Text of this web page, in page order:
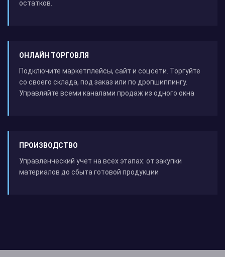
остатков.
ОНЛАЙН ТОРГОВЛЯ
Подключите маркетплейсы, сайт и соцсети. Торгуйте
со своего склада, под заказ или по дропшиппингу.
Управляйте всеми каналами продаж из одного окна
ПРОИЗВОДСТВО
Управленческий учет на всех этапах: от закупки
материалов до сбыта готовой продукции